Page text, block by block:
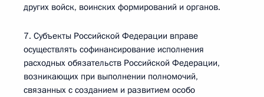
других войск, воинских формирований и органов.
7. Субъекты Российской Федерации вправе
осуществлять софинансирование исполнения
расходных обязательств Российской Федерации,
возникающих при выполнении полномочий,
связанных с созданием и развитием особо